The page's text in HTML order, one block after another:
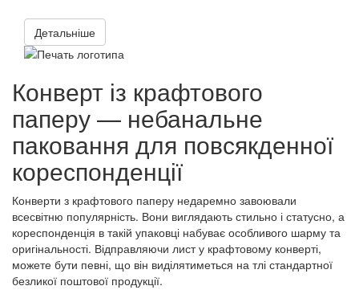
Детальніше
Конверт із крафтового
паперу — небанальне
паковання для повсякденної
кореспонденції
Конверти з крафтового паперу недаремно завоювали
всесвітню популярність. Вони виглядають стильно і статусно, а
кореспонденція в такій упаковці набуває особливого шарму та
оригінальності. Відправляючи лист у крафтовому конверті,
можете бути певні, що він виділятиметься на тлі стандартної
безликої поштової продукції.